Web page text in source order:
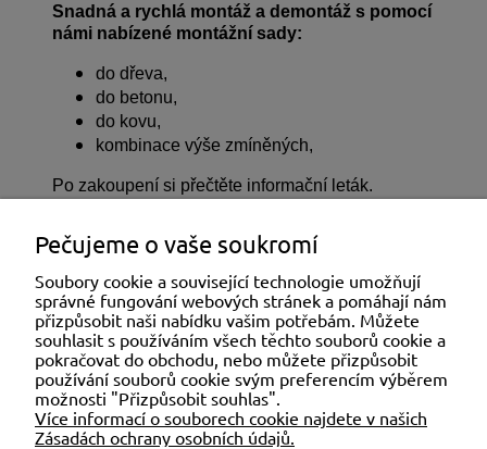
Snadná a rychlá montáž a demontáž s pomocí
námi nabízené montážní sady:
do dřeva,
do betonu,
do kovu,
kombinace výše zmíněných,
Po zakoupení si přečtěte informační leták.
CS_KI_195_STÍNÍCÍ PLACHTY EKONOMICKÉ.pdf
SLUŽBY ZÁKAZNÍKŮM
MŮJ ÚČET
Pečujeme o vaše soukromí
Soubory cookie a související technologie umožňují
správné fungování webových stránek a pomáhají nám
přizpůsobit naši nabídku vašim potřebám. Můžete
souhlasit s používáním všech těchto souborů cookie a
pokračovat do obchodu, nebo můžete přizpůsobit
používání souborů cookie svým preferencím výběrem
možnosti "Přizpůsobit souhlas".
Více informací o souborech cookie najdete v našich
Zásadách ochrany osobních údajů.